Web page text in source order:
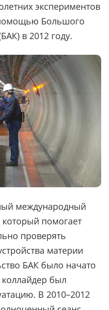
экспериментов
Большого
в 2012 году.
международный
который помогает
проверять
материи
БАК было начато
коллайдер был
В 2010–2012